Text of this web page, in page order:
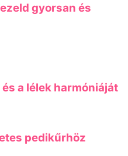
gyorsan és
a lélek harmóniáját
pedikűrhöz